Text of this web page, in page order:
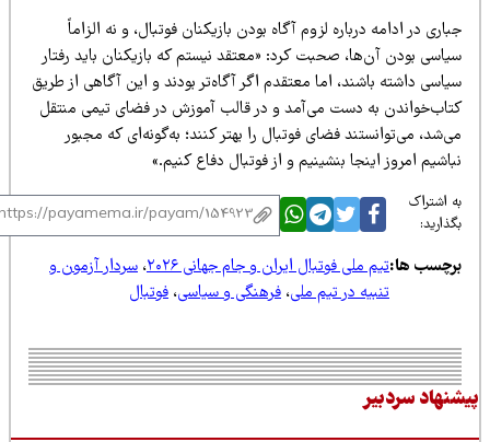
در ادامه درباره لزوم آگاه بودن بازیکنان فوتبال، و نه الزاماً
بودن آن‌ها، صحبت کرد: «معتقد نیستم که بازیکنان باید رفتار
داشته باشند، اما معتقدم اگر آگاه‌تر بودند و این آگاهی از طریق
به دست می‌آمد و در قالب آموزش در فضای تیمی منتقل
می‌توانستند فضای فوتبال را بهتر کنند؛ به‌گونه‌ای که مجبور
امروز اینجا بنشینیم و از فوتبال دفاع کنیم.»
اشتراک
ها:تیم ملی فوتبال ایران و جام جهانی ۲۰۲۶ ،سردار آزمون و
تنبیه در تیم ملی،فرهنگی و سیاسی،فوتبال
سردبیر